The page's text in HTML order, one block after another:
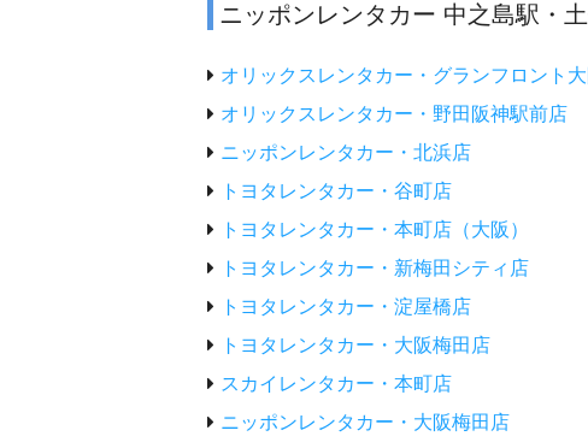
ニッポンレンタカー 中之島駅・
オリックスレンタカー・グランフロント
オリックスレンタカー・野田阪神駅前店
ニッポンレンタカー・北浜店
トヨタレンタカー・谷町店
トヨタレンタカー・本町店（大阪）
トヨタレンタカー・新梅田シティ店
トヨタレンタカー・淀屋橋店
トヨタレンタカー・大阪梅田店
スカイレンタカー・本町店
ニッポンレンタカー・大阪梅田店